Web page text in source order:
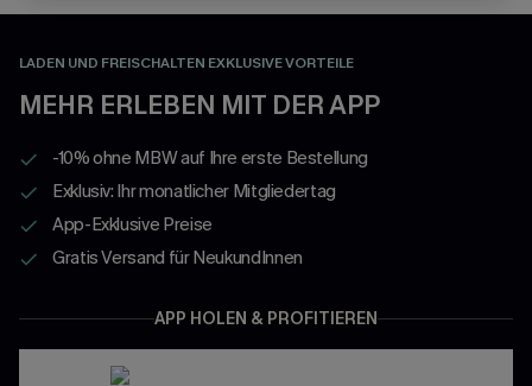
LADEN UND FREISCHALTEN EXKLUSIVE VORTEILE
MEHR ERLEBEN MIT DER APP
-10% ohne MBW auf Ihre erste Bestellung
Exklusiv: Ihr monatlicher Mitgliedertag
App-Exklusive Preise
Gratis Versand für NeukundInnen
APP HOLEN & PROFITIEREN